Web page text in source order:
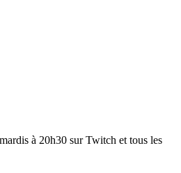
à 20h30 sur Twitch et tous les